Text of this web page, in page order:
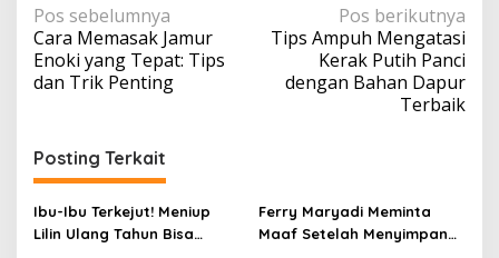
N
a
v
g
a
s
i
Pos sebelumnya
Cara Memasak Jamur
Enoki yang Tepat: Tips
dan Trik Penting
Pos berikutnya
Tips Ampuh Mengatasi
Kerak Putih Panci
dengan Bahan Dapur
Terbaik
Posting Terkait
Ibu-Ibu Terkejut! Meniup
Lilin Ulang Tahun Bisa
Ferry Maryadi Meminta
Maaf Setelah Menyimpan